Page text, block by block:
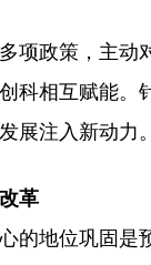
项政策，主动
科相互赋能
展注入新动力。
革
的地位巩固